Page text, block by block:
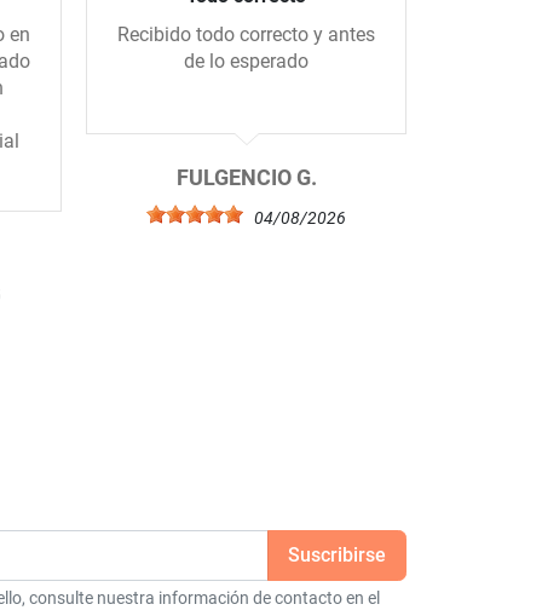
en
Recibido todo correcto y antes
de lo esperado
FULGENCIO G.
04/08/2026
consulte nuestra información de contacto en el